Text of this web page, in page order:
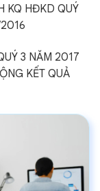
KQ HĐKD QUÝ
3 NĂM 2017
KẾT QUẢ